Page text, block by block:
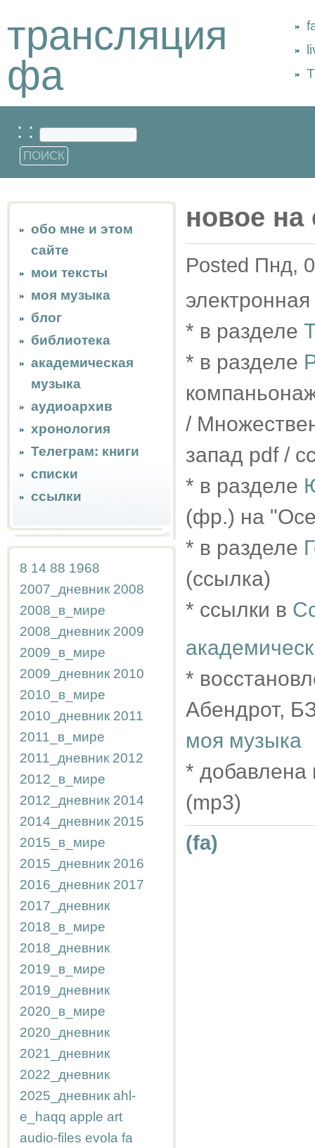
трансляция
фа
: :
обо мне и этом
сайте
мои тексты
моя музыка
блог
библиотека
академическая
музыка
аудиоархив
хронология
Телеграм: книги
списки
ссылки
8 14 88 1968
2007_дневник 2008
2008_в_мире
2008_дневник 2009
2009_в_мире
2009_дневник 2010
2010_в_мире
2010_дневник 2011
2011_в_мире
2011_дневник 2012
2012_в_мире
2012_дневник 2014
2014_дневник 2015
2015_в_мире
2015_дневник 2016
2016_дневник 2017
2017_дневник
2018_в_мире
2018_дневник
2019_в_мире
2019_дневник
2020_в_мире
2020_дневник
2021_дневник
2022_дневник
2025_дневник ahl-
e_haqq apple art
audio-files evola fa
новое на
Posted Пнд,
* в разделе
* в разделе
/
запад pdf /
* в разделе
(фр.) на
* в разделе
(ссылка)
* ссылки в
*
Абендрот,
моя музыка
* добавлена
(mp3)
(fa)